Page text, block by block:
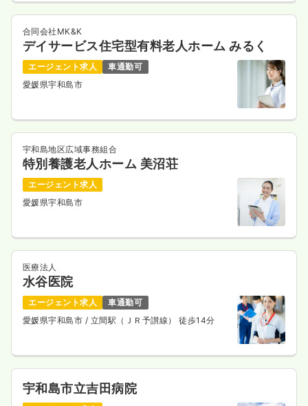
合同会社MK&K
デイサービス住宅型有料老人ホーム みるく
エージェント求人
車通勤可
愛媛県宇和島市
宇和島地区広域事務組合
特別養護老人ホーム 美沼荘
エージェント求人
愛媛県宇和島市
医療法人
水谷医院
エージェント求人
車通勤可
愛媛県宇和島市 / 立間駅（ＪＲ予讃線） 徒歩14分
宇和島市立吉田病院